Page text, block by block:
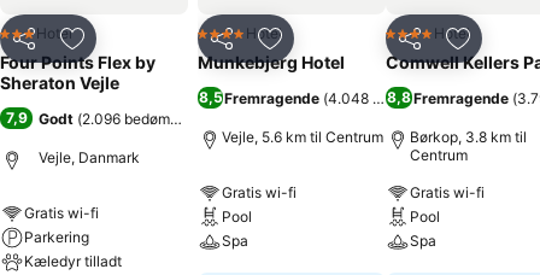
Del Føj til favoritter
3 Stjerner
Hotel
Four Points Flex by
Sheraton Vejle
7,9 Godt (2.096 bedømmelser
Vejle, Danmark
Gratis wi-fi
Parkering
Kæledyr tilladt
Del Føj til favoritter
4 StjernerHotel
Munkebjerg Hotel
8,5Fremragende (4.048 bedømmelser)
Vejle, 5.6 km til Centrum
Gratis wi-fi
Pool
Spa
Del Føj til
4 StjernerHotel
Comwell Kellers
8,8Fremragende (
Børkop, 3.8 km til
Centrum
Gratis wi-fi
Pool
Spa